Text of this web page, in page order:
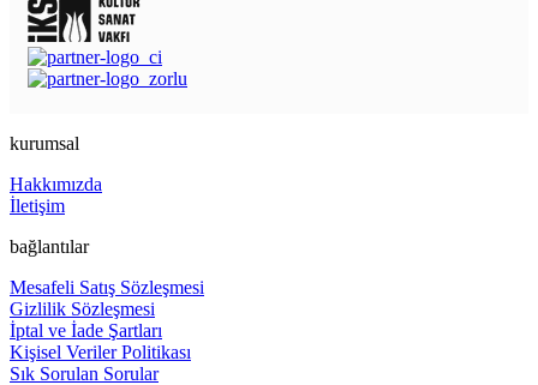
kurumsal
Hakkımızda
İletişim
bağlantılar
Mesafeli Satış Sözleşmesi
Gizlilik Sözleşmesi
İptal ve İade Şartları
Kişisel Veriler Politikası
Sık Sorulan Sorular